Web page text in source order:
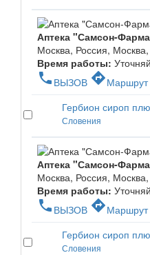
Аптека "Самсон-
Москва, Россия,
Время работы:
phone ВЫЗОВ directionsМаршрут
Гербион сироп
Словения
Аптека "Самсон-
Москва, Россия,
Время работы:
phone ВЫЗОВ directionsМаршрут
Гербион сироп
Словения